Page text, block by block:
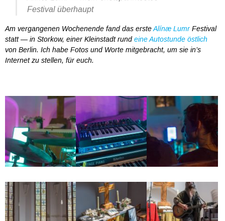
Festival überhaupt
Am vergangenen Wochenende fand das ersteAlínæ Lumr Festival
statt — in Storkow, einer Kleinstadt rund eine Autostunde östlich
von Berlin. Ich habe Fotos und Worte mitgebracht, um sie in’s
Internet zu stellen, für euch.